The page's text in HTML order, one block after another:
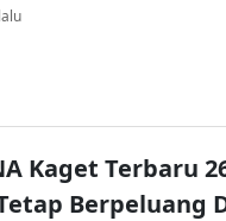
Kaget Terbaru
Berpeluang